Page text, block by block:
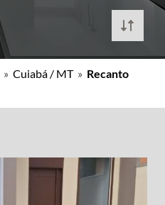
» Cuiabá / MT» Recanto